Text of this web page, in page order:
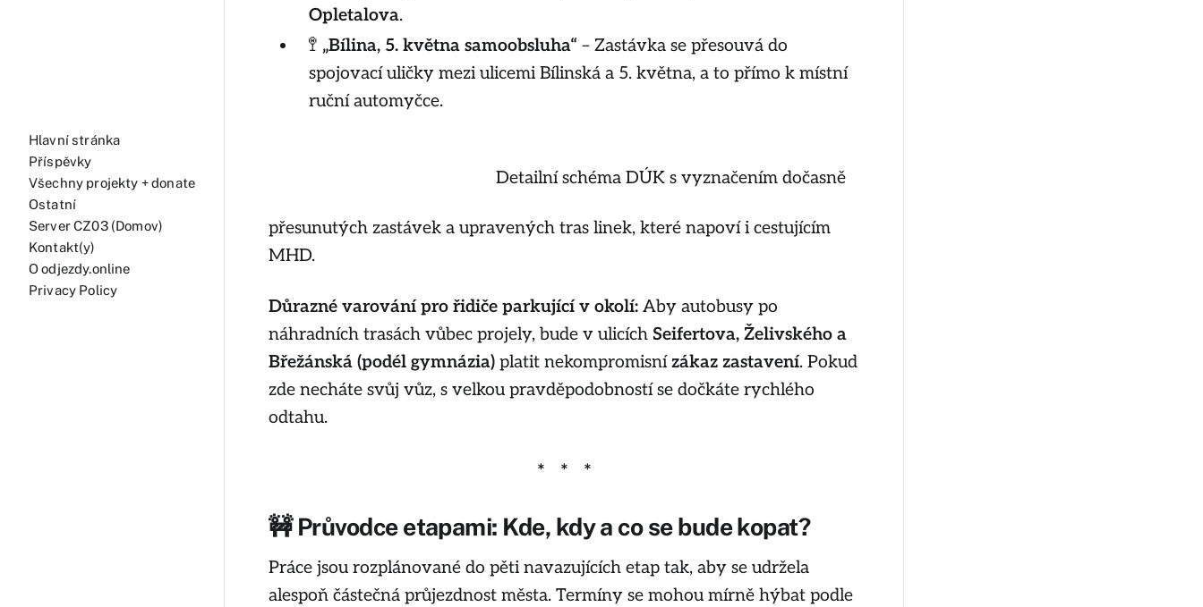
Hlavní stránka
Příspěvky
Všechny projekty + donate
Ostatní
Server CZ03 (Domov)
Kontakt(y)
O odjezdy.online
Privacy Policy
Opletalova.
🚏 „Bílina, 5. května samoobsluha“ – Zastávka se přesouvá do
spojovací uličky mezi ulicemi Bílinská a 5. května, a to přímo k místní
ruční automyčce.
Detailní schéma DÚK s vyznačením dočasně
přesunutých zastávek a upravených tras linek, které napoví i cestujícím
MHD.
Důrazné varování pro řidiče parkující v okolí: Aby autobusy po
náhradních trasách vůbec projely, bude v ulicích Seifertova, Želivského a
Břežánská (podél gymnázia) platit nekompromisnízákaz zastavení. Pokud
zde necháte svůj vůz, s velkou pravděpodobností se dočkáte rychlého
odtahu.
🚧 Průvodce etapami: Kde, kdy a co se bude kopat?
Práce jsou rozplánované do pěti navazujících etap tak, aby se udržela
alespoň částečná průjezdnost města. Termíny se mohou mírně hýbat podle